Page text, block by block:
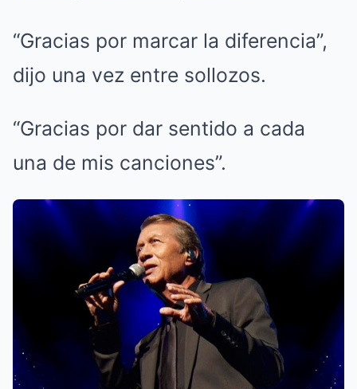
“Gracias por marcar la diferencia”,
dijo una vez entre sollozos.
“Gracias por dar sentido a cada
una de mis canciones”.